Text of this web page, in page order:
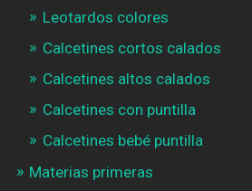
Leotardos colores
Calcetines cortos calados
Calcetines altos calados
Calcetines con puntilla
Calcetines bebé puntilla
Materias primeras